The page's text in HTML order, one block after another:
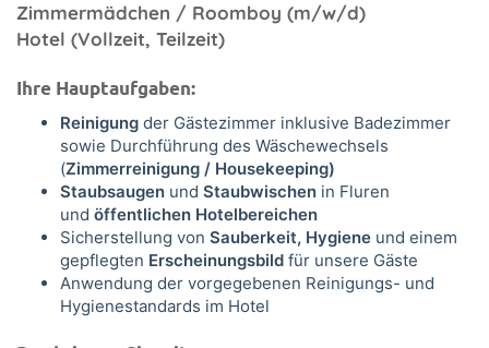
Zimmermädchen / Roomboy (m/w/d)
Hotel (Vollzeit, Teilzeit)
Ihre Hauptaufgaben:
Reinigung der Gästezimmer inklusive Badezimmer
sowie Durchführung des Wäschewechsels
(Zimmerreinigung / Housekeeping)
Staubsaugen und Staubwischen in Fluren
und öffentlichen Hotelbereichen
Sicherstellung von Sauberkeit, Hygiene und einem
gepflegten Erscheinungsbild für unsere Gäste
Anwendung der vorgegebenen Reinigungs- und
Hygienestandards im Hotel